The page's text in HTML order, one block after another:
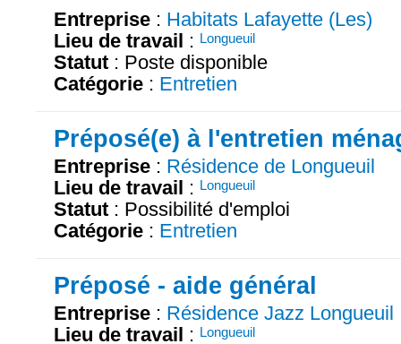
Entreprise : Habitats Lafayette (Les)
Lieu de travail : Longueuil
Statut : Poste disponible
Catégorie : Entretien
Préposé(e) à l'entretien
Entreprise : Résidence de Longueuil
Lieu de travail : Longueuil
Statut : Possibilité d'emploi
Catégorie : Entretien
Préposé - aide général
Entreprise : Résidence Jazz Longueuil
Lieu de travail : Longueuil